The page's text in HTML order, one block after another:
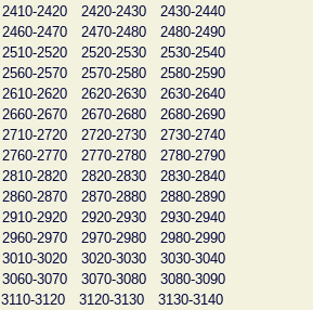
2410-2420 2420-2430
2430-2440
2460-2470 2470-2480
2480-2490
2510-2520 2520-2530
2530-2540
2560-2570 2570-2580
2580-2590
2610-2620 2620-2630
2630-2640
2660-2670 2670-2680
2680-2690
2710-2720 2720-2730
2730-2740
2760-2770 2770-2780
2780-2790
2810-2820 2820-2830
2830-2840
2860-2870 2870-2880
2880-2890
2910-2920 2920-2930
2930-2940
2960-2970 2970-2980
2980-2990
3010-3020 3020-3030
3030-3040
3060-3070 3070-3080
3080-3090
3110-3120 3120-3130
3130-3140